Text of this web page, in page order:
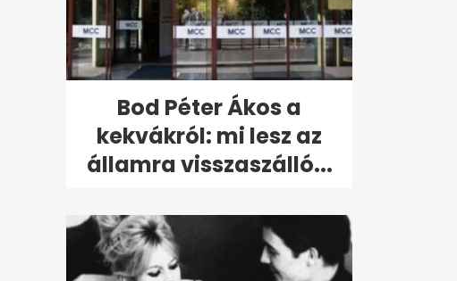
Bod Péter Ákos a
kekvákról: mi lesz az
államra visszaszálló...